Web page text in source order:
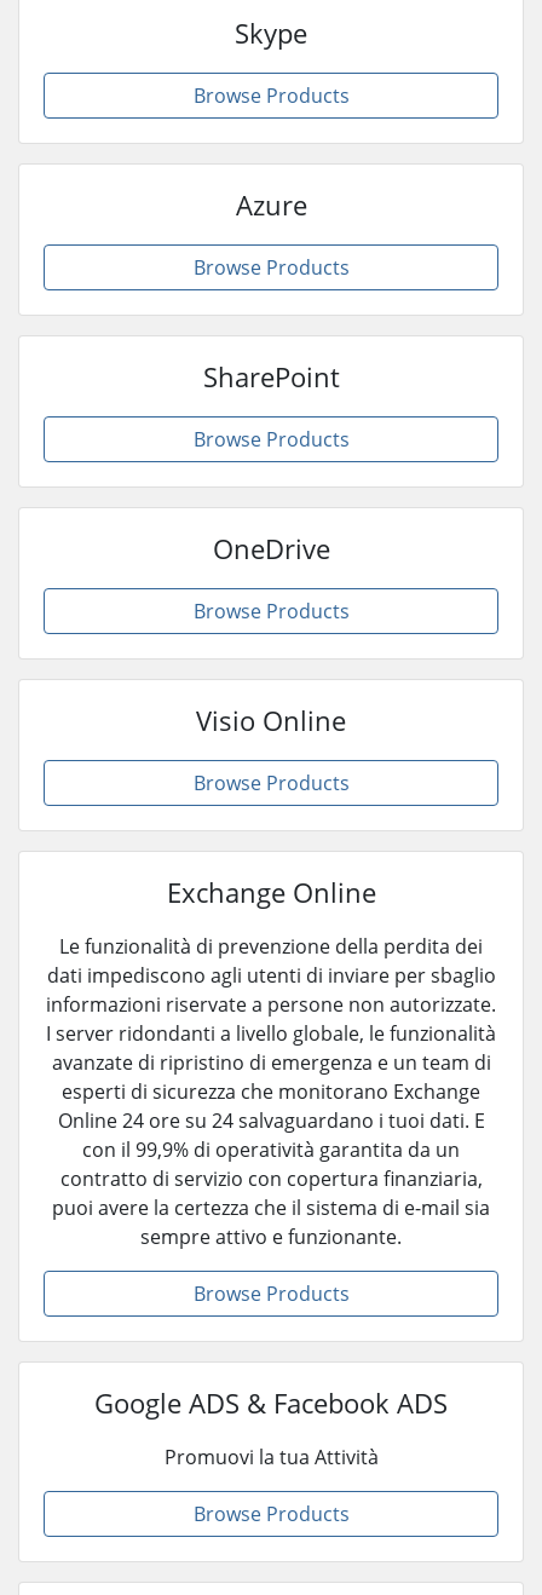
Skype
Browse Products
Azure
Browse Products
SharePoint
Browse Products
OneDrive
Browse Products
Visio Online
Browse Products
Exchange Online
Le funzionalità di prevenzione della perdita dei
dati impediscono agli utenti di inviare per sbaglio
informazioni riservate a persone non autorizzate.
I server ridondanti a livello globale, le funzionalità
avanzate di ripristino di emergenza e un team di
esperti di sicurezza che monitorano Exchange
Online 24 ore su 24 salvaguardano i tuoi dati. E
con il 99,9% di operatività garantita da un
contratto di servizio con copertura finanziaria,
puoi avere la certezza che il sistema di e-mail sia
sempre attivo e funzionante.
Browse Products
Google ADS & Facebook ADS
Promuovi la tua Attività
Browse Products